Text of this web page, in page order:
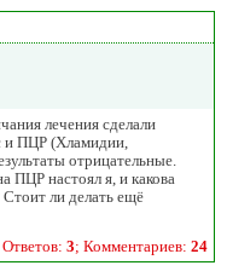
лечения сделали
и ПЦР (Хламидии,
отрицательные.
ПЦР настоял я, и какова
Стоит ли делать ещё
Ответов: 3; Комментариев: 24